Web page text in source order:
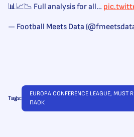
📊📈📉 Full analysis for all…
— Football Meets Data
Tags:
EUROPA CONFERENCE LEAGUE, MUST
ΠΑΟΚ